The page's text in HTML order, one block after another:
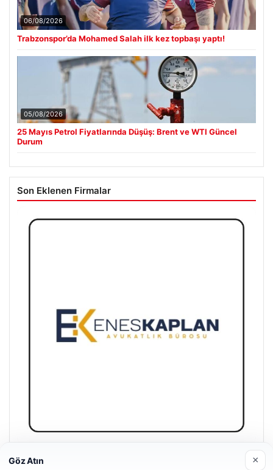
06/08/2026
Trabzonspor’da Mohamed Salah ilk kez topbaşı yaptı!
05/08/2026
25 Mayıs Petrol Fiyatlarında Düşüş: Brent ve WTI Güncel
Durum
Son Eklenen Firmalar
Enes Kaplan Avukatlık Bürosu
Göz Atın ×